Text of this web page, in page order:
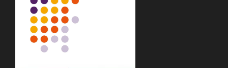
skloništa, paljenje vatre, upravljanje obrocima
• 18:00 – Dolazak u taktički bazni kamp blizu vrha
• 19:30 – Večera uz logorsku vatru, rotacija noćne
straže i noćenje u bivaku